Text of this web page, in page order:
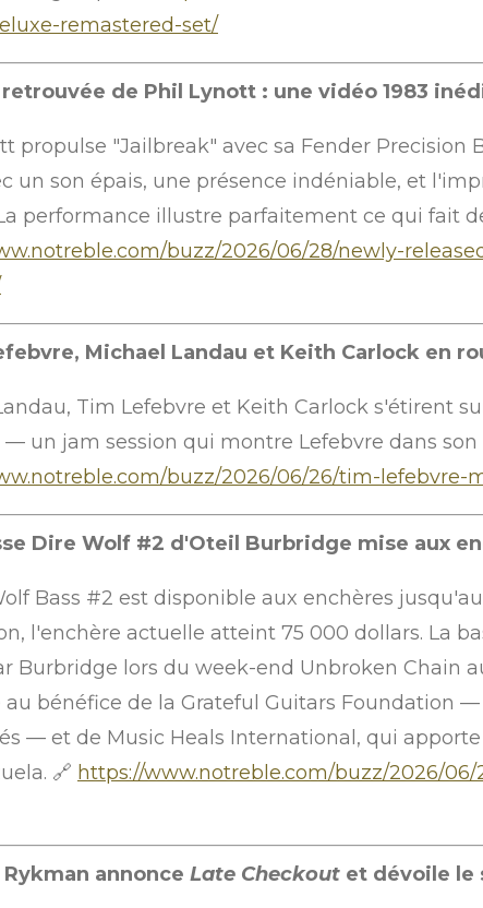
remastered-set/
retrouvée de Phil Lynott : une vidéo 1983
propulse "Jailbreak" avec sa Fender
un son épais, une présence indéniable, et
performance illustre parfaitement ce qui fait
buzz/2026/06/28/newly-
Michael Landau et Keith Carlock en
Tim Lefebvre et Keith Carlock s'étirent
— un jam session qui montre Lefebvre dans
buzz/2026/06/26/tim-
Dire Wolf #2 d'Oteil Burbridge mise aux
Bass #2 est disponible aux enchères
l'enchère actuelle atteint 75 000 dollars. La
Burbridge lors du week-end Unbroken Chain
au bénéfice de la Grateful Guitars Foundation
— et de Music Heals International, qui
🔗 https://www.notreble.com/buzz/2026/
Rykman annonce Late Checkout et dévoile le